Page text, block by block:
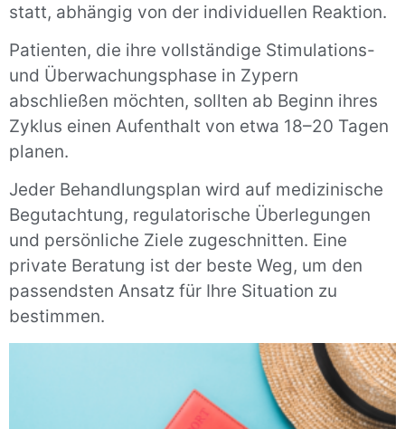
statt, abhängig von der individuellen Reaktion.
Patienten, die ihre vollständige Stimulations-
und Überwachungsphase in Zypern
abschließen möchten, sollten ab Beginn ihres
Zyklus einen Aufenthalt von etwa 18–20 Tagen
planen.
Jeder Behandlungsplan wird auf medizinische
Begutachtung, regulatorische Überlegungen
und persönliche Ziele zugeschnitten. Eine
private Beratung ist der beste Weg, um den
passendsten Ansatz für Ihre Situation zu
bestimmen.